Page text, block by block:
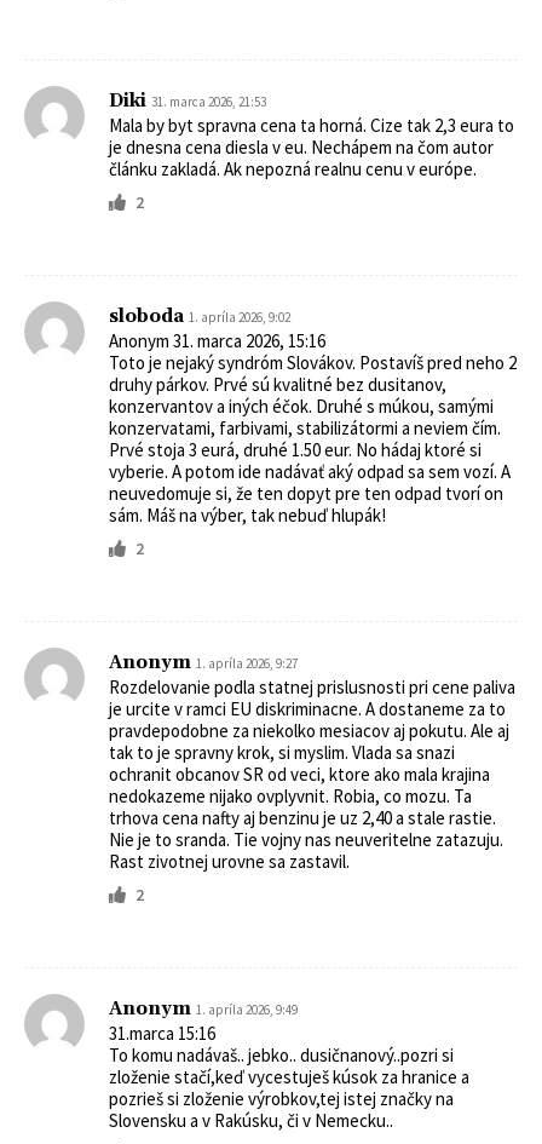
Diki 31. marca 2026, 21:53
Mala by byt spravna cena ta horná. Cize tak 2,3 eura to
je dnesna cena diesla v eu. Nechápem na čom autor
článku zakladá. Ak nepozná realnu cenu v európe.
2
sloboda 1. apríla 2026, 9:02
Anonym 31. marca 2026, 15:16
Toto je nejaký syndróm Slovákov. Postavíš pred neho 2
druhy párkov. Prvé sú kvalitné bez dusitanov,
konzervantov a iných éčok. Druhé s múkou, samými
konzervatami, farbivami, stabilizátormi a neviem čím.
Prvé stoja 3 eurá, druhé 1.50 eur. No hádaj ktoré si
vyberie. A potom ide nadávať aký odpad sa sem vozí. A
neuvedomuje si, že ten dopyt pre ten odpad tvorí on
sám. Máš na výber, tak nebuď hlupák!
2
Anonym 1. apríla 2026, 9:27
Rozdelovanie podla statnej prislusnosti pri cene paliva
je urcite v ramci EU diskriminacne. A dostaneme za to
pravdepodobne za niekolko mesiacov aj pokutu. Ale aj
tak to je spravny krok, si myslim. Vlada sa snazi
ochranit obcanov SR od veci, ktore ako mala krajina
nedokazeme nijako ovplyvnit. Robia, co mozu. Ta
trhova cena nafty aj benzinu je uz 2,40 a stale rastie.
Nie je to sranda. Tie vojny nas neuveritelne zatazuju.
Rast zivotnej urovne sa zastavil.
2
Anonym 1. apríla 2026, 9:49
31.marca 15:16
To komu nadávaš.. jebko.. dusičnanový..pozri si
zloženie stačí,keď vycestuješ kúsok za hranice a
pozrieš si zloženie výrobkov,tej istej značky na
Slovensku a v Rakúsku, či v Nemecku..